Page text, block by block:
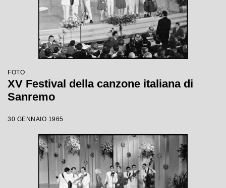
FOTO
XV Festival della canzone italiana di
Sanremo
30 GENNAIO 1965